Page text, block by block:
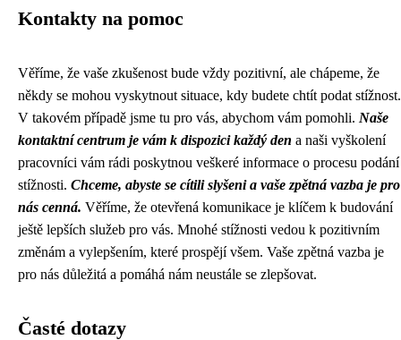
Kontakty na pomoc
Věříme, že vaše zkušenost bude vždy pozitivní, ale chápeme, že
někdy se mohou vyskytnout situace, kdy budete chtít podat stížnost.
V takovém případě jsme tu pro vás, abychom vám pomohli. Naše
kontaktní centrum je vám k dispozici každý den a naši vyškolení
pracovníci vám rádi poskytnou veškeré informace o procesu podání
stížnosti. Chceme, abyste se cítili slyšeni a vaše zpětná vazba je pro
nás cenná. Věříme, že otevřená komunikace je klíčem k budování
ještě lepších služeb pro vás. Mnohé stížnosti vedou k pozitivním
změnám a vylepšením, které prospějí všem. Vaše zpětná vazba je
pro nás důležitá a pomáhá nám neustále se zlepšovat.
Časté dotazy